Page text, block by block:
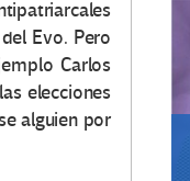
Evo. Pero
Carlos
elecciones
alguien por